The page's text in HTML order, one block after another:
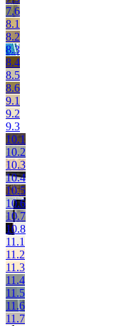
7.6
8.1
8.2
8.3
8.4
8.5
8.6
9.1
9.2
9.3
10.1
10.2
10.3
10.4
10.5
10.6
10.7
10.8
11.1
11.2
11.3
11.4
11.5
11.6
11.7